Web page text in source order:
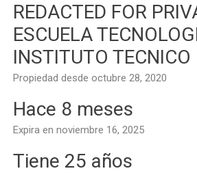
REDACTED FOR
ESCUELA
INSTITUTO TECNICO
Propiedad desde octubre 28, 2020
Hace 8 meses
Expira en noviembre 16, 2025
Tiene 25 años